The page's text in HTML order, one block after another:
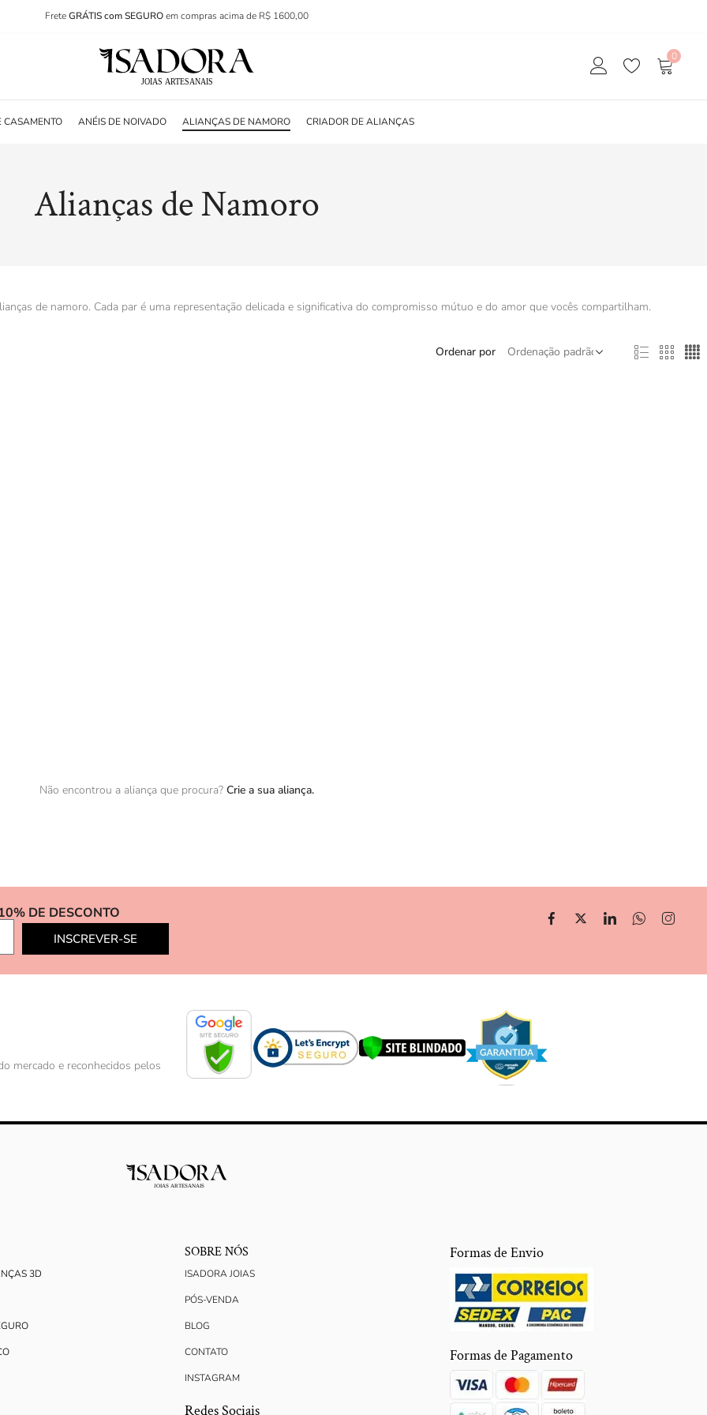
FreteGRÁTIS com SEGUROem compras acima de R$ 1600,00
0
ANÉIS DE NOIVADO ALIANÇAS DE NAMORO CRIADOR DE ALIANÇAS
Alianças de Namoro
de namoro. Cada par é uma representação delicada e significativa do compromisso mútuo e do amor que vocês compartilham.
Ordenar por
Não encontrou a aliança que procura? Crie a sua aliança.
DE DESCONTO
INSCREVER-SE
mercado e reconhecidos pelos
3D
SOBRE NÓS
ISADORA JOIAS
PÓS-VENDA
BLOG
CONTATO
INSTAGRAM
Redes Sociais
Formas de Envio
Formas de Pagamento